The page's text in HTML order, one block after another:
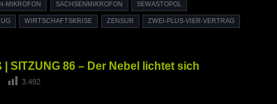
MIKROFON SACHSENMIKROFON SEWASTOPOL
WIRTSCHAFTSKRISE ZENSUR ZWEI-PLUS-VIER-VERTRAG
SITZUNG 86 – Der Nebel lichtet sich
3.492